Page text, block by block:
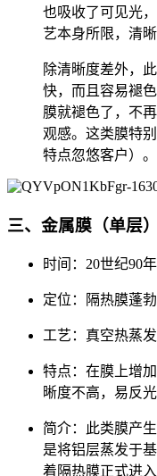
也吸收了可见光
艺本身所限，清晰
除清晰度差外，
快，而且容易褪
膜就褪色了，不
观感。这类膜特
特点忽悠客户）
三、金属膜（单层）
时间：20世纪90年
定位：隔热膜蓬勃
工艺：真空热蒸发
特点：在膜上增
晰度不高，易反光
简介：此类膜产
是将铝层蒸发于
着隔热膜正式进